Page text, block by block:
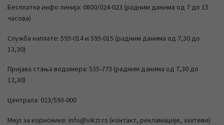
Бесплатна инфо линија: 0800/024-023 (радним данима од 7 до 15
часова)
Служба наплате: 593-014 и 593-015 (радним данима од 7,30 до
13,30)
Пријава стања водомера: 535-773 (радним данима од 7,30 до
13,30)
Централа: 023/593-000
Мејл за кориснике: info@vikzr.rs (контакт, рекламације, захтеви)